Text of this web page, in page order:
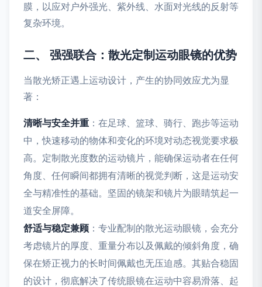
膜，以应对户外强光、紫外线、水面对光线的反射等
复杂环境。
二、 强强联合：散光定制运动眼镜的优势
当散光矫正遇上运动设计，产生的协同效应尤为显
著：
清晰与安全并重 ：在足球、篮球、骑行、跑步等运动
中，快速移动的物体和变化的环境对动态视觉要求极
高。定制散光度数的运动镜片，能确保运动者在任何
角度、任何瞬间都拥有清晰的视觉判断，这是运动安
全与精准性的基础。坚固的镜架和镜片为眼睛筑起一
道安全屏障。
舒适与稳定兼顾 ：专业配制的散光运动眼镜，会充分
考虑镜片的厚度、重量分布以及佩戴的倾斜角度，确
保在矫正视力的长时间佩戴也无压迫感。其贴合稳固
的设计，彻底解决了传统眼镜在运动中容易滑落、起